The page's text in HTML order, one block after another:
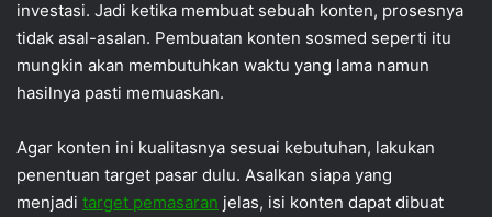
investasi. Jadi ketika membuat sebuah konten, prosesnya
tidak asal-asalan. Pembuatan konten sosmed seperti itu
mungkin akan membutuhkan waktu yang lama namun
hasilnya pasti memuaskan.
Agar konten ini kualitasnya sesuai kebutuhan, lakukan
penentuan target pasar dulu. Asalkan siapa yang
menjadi target pemasaran jelas, isi konten dapat dibuat